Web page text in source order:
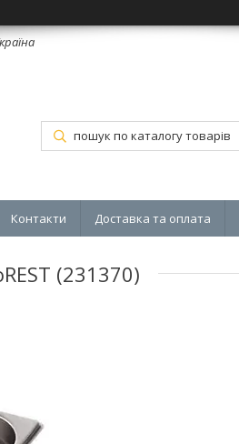
Контакти Доставка та оплата
(231370)